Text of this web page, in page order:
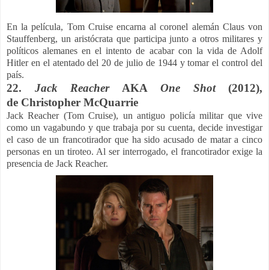
En la película, Tom Cruise encarna al coronel alemán Claus von
Stauffenberg, un aristócrata que participa junto a otros militares y
políticos alemanes en el intento de acabar con la vida de Adolf
Hitler en el atentado del 20 de julio de 1944 y tomar el control del
país.
22. Jack ReacherAKA One Shot(2012),
de Christopher McQuarrie
Jack Reacher (Tom Cruise), un antiguo policía militar que vive
como un vagabundo y que trabaja por su cuenta, decide investigar
el caso de un francotirador que ha sido acusado de matar a cinco
personas en un tiroteo. Al ser interrogado, el francotirador exige la
presencia de Jack Reacher.